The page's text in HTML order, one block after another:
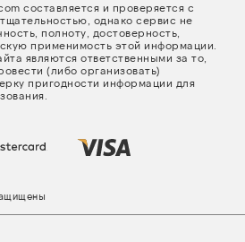
составляется и проверяется с
однако сервис не
полноту, достоверность,
применимость этой информации.
являются ответственными за то,
(либо организовать)
пригодности информации для